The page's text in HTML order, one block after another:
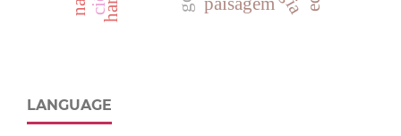
LANGUAGE